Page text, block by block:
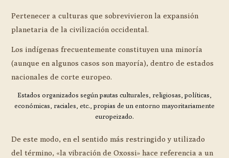
Pertenecer a culturas que sobrevivieron la expansión
planetaria de la civilización occidental.
Los indígenas frecuentemente constituyen una minoría
(aunque en algunos casos son mayoría), dentro de estados
nacionales de corte europeo.
Estados organizados según pautas culturales, religiosas, políticas,
económicas, raciales, etc., propias de un entorno mayoritariamente
europeizado.
De este modo, en el sentido más restringido y utilizado
del término, «la vibración de Oxossi» hace referencia a un